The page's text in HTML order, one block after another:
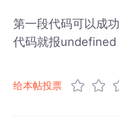
第一段代码可以成
代码就报undefined
给本帖投票